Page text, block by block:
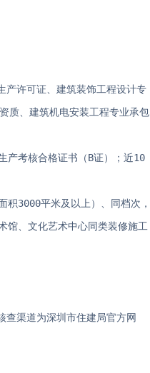
产许可证、建筑装饰工程设计专
质、建筑机电安装工程专业承包
产考核合格证书（B证）；近10
3000平米及以上）、同档次，
馆、文化艺术中心同类装修施工
查渠道为深圳市住建局官方网